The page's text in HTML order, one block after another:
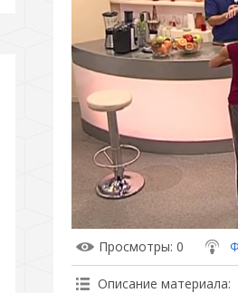
Просмотры: 0
Описание материала: